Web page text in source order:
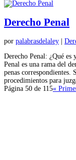
Derecho Penal
por palabrasdelaley
Derecho Penal: ¿Qué
Penal es una rama del
penas correspondientes.
procedimientos para
Página 50 de 115«